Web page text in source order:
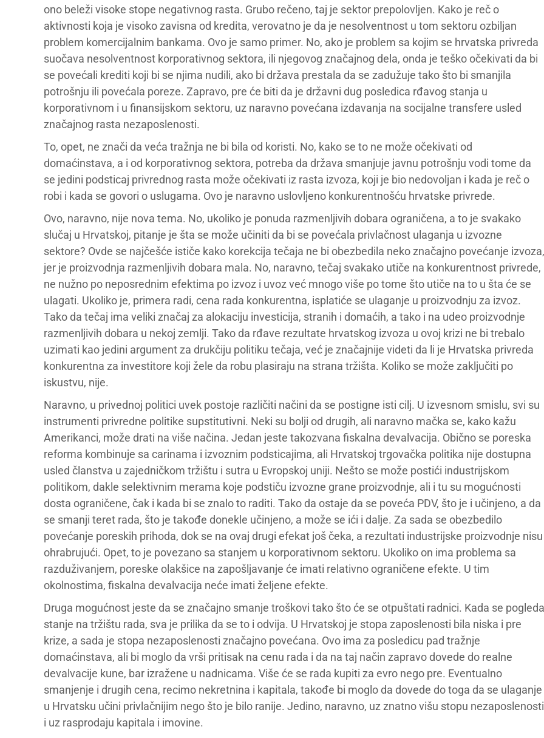
ono beleži visoke stope negativnog rasta. Grubo rečeno, taj je sektor prepolovljen. Kako je reč o
aktivnosti koja je visoko zavisna od kredita, verovatno je da je nesolventnost u tom sektoru ozbiljan
problem komercijalnim bankama. Ovo je samo primer. No, ako je problem sa kojim se hrvatska privreda
suočava nesolventnost korporativnog sektora, ili njegovog značajnog dela, onda je teško očekivati da bi
se povećali krediti koji bi se njima nudili, ako bi država prestala da se zadužuje tako što bi smanjila
potrošnju ili povećala poreze. Zapravo, pre će biti da je državni dug posledica rđavog stanja u
korporativnom i u finansijskom sektoru, uz naravno povećana izdavanja na socijalne transfere usled
značajnog rasta nezaposlenosti.
To, opet, ne znači da veća tražnja ne bi bila od koristi. No, kako se to ne može očekivati od
domaćinstava, a i od korporativnog sektora, potreba da država smanjuje javnu potrošnju vodi tome da
se jedini podsticaj privrednog rasta može očekivati iz rasta izvoza, koji je bio nedovoljan i kada je reč o
robi i kada se govori o uslugama. Ovo je naravno uslovljeno konkurentnošću hrvatske privrede.
Ovo, naravno, nije nova tema. No, ukoliko je ponuda razmenljivih dobara ograničena, a to je svakako
slučaj u Hrvatskoj, pitanje je šta se može učiniti da bi se povećala privlačnost ulaganja u izvozne
sektore? Ovde se najčešće ističe kako korekcija tečaja ne bi obezbedila neko značajno povećanje izvoza,
jer je proizvodnja razmenljivih dobara mala. No, naravno, tečaj svakako utiče na konkurentnost privrede,
ne nužno po neposrednim efektima po izvoz i uvoz već mnogo više po tome što utiče na to u šta će se
ulagati. Ukoliko je, primera radi, cena rada konkurentna, isplatiće se ulaganje u proizvodnju za izvoz.
Tako da tečaj ima veliki značaj za alokaciju investicija, stranih i domaćih, a tako i na udeo proizvodnje
razmenljivih dobara u nekoj zemlji. Tako da rđave rezultate hrvatskog izvoza u ovoj krizi ne bi trebalo
uzimati kao jedini argument za drukčiju politiku tečaja, već je značajnije videti da li je Hrvatska privreda
konkurentna za investitore koji žele da robu plasiraju na strana tržišta. Koliko se može zaključiti po
iskustvu, nije.
Naravno, u privednoj politici uvek postoje različiti načini da se postigne isti cilj. U izvesnom smislu, svi su
instrumenti privredne politike supstitutivni. Neki su bolji od drugih, ali naravno mačka se, kako kažu
Amerikanci, može drati na više načina. Jedan jeste takozvana fiskalna devalvacija. Obično se poreska
reforma kombinuje sa carinama i izvoznim podsticajima, ali Hrvatskoj trgovačka politika nije dostupna
usled članstva u zajedničkom tržištu i sutra u Evropskoj uniji. Nešto se može postići industrijskom
politikom, dakle selektivnim merama koje podstiču izvozne grane proizvodnje, ali i tu su mogućnosti
dosta ograničene, čak i kada bi se znalo to raditi. Tako da ostaje da se poveća PDV, što je i učinjeno, a da
se smanji teret rada, što je takođe donekle učinjeno, a može se ići i dalje. Za sada se obezbedilo
povećanje poreskih prihoda, dok se na ovaj drugi efekat još čeka, a rezultati industrijske proizvodnje nisu
ohrabrujući. Opet, to je povezano sa stanjem u korporativnom sektoru. Ukoliko on ima problema sa
razduživanjem, poreske olakšice na zapošljavanje će imati relativno ograničene efekte. U tim
okolnostima, fiskalna devalvacija neće imati željene efekte.
Druga mogućnost jeste da se značajno smanje troškovi tako što će se otpuštati radnici. Kada se pogleda
stanje na tržištu rada, sva je prilika da se to i odvija. U Hrvatskoj je stopa zaposlenosti bila niska i pre
krize, a sada je stopa nezaposlenosti značajno povećana. Ovo ima za posledicu pad tražnje
domaćinstava, ali bi moglo da vrši pritisak na cenu rada i da na taj način zapravo dovede do realne
devalvacije kune, bar izražene u nadnicama. Više će se rada kupiti za evro nego pre. Eventualno
smanjenje i drugih cena, recimo nekretnina i kapitala, takođe bi moglo da dovede do toga da se ulaganje
u Hrvatsku učini privlačnijim nego što je bilo ranije. Jedino, naravno, uz znatno višu stopu nezaposlenosti
i uz rasprodaju kapitala i imovine.